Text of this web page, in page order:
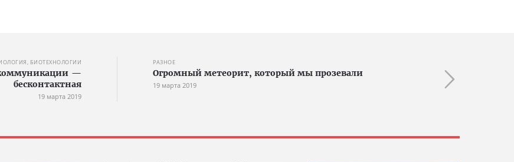
БИОТЕХНОЛОГИИ
—
бесконтактная
19 марта 2019
РАЗНОЕ
Огромный метеорит, который мы прозевали
19 марта 2019